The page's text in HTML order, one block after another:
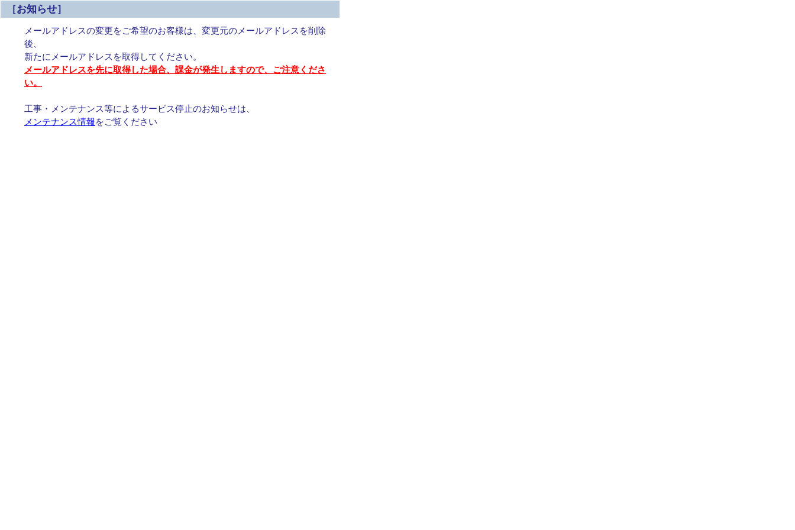
［お知らせ］
メールアドレスの変更をご希望のお客様は、変更元のメールアドレスを削除
後、
新たにメールアドレスを取得してください。
メールアドレスを先に取得した場合、課金が発生しますので、ご注意くださ
い。
工事・メンテナンス等によるサービス停止のお知らせは、
メンテナンス情報をご覧ください